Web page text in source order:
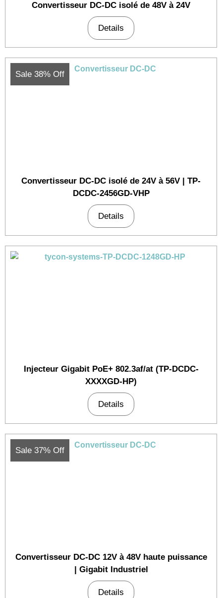
Convertisseur DC-DC isolé de 48V à 24V
Details
Sale 38% Off
Convertisseur DC-DC isolé de 24V à 56V | TP-
DCDC-2456GD-VHP
Details
Injecteur Gigabit PoE+ 802.3af/at (TP-DCDC-
XXXXGD-HP)
Details
Sale 37% Off
Convertisseur DC-DC 12V à 48V haute puissance
| Gigabit Industriel
Details